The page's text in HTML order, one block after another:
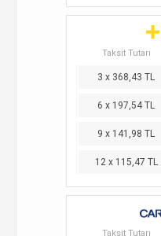
Taksit Tutarı
3 x 368,43 TL
6 x 197,54 TL
9 x 141,98 TL
12 x 115,47 TL
Taksit Tutarı